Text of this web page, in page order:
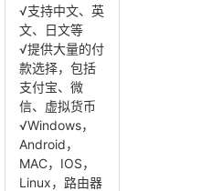
√支持中文、英
文、日文等
√提供大量的付
款选择，包括
支付宝、微
信、虚拟货币
√Windows，
Android，
MAC，IOS，
Linux，路由器